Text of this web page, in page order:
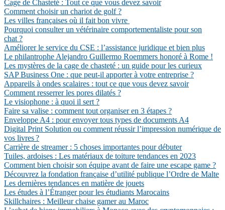
Cage de Chasteté : Tout ce que vous devez savoir
Comment choisir un chariot de golf ?
Les villes françaises où il fait bon vivre
Pourquoi consulter un vétérinaire comportementaliste pour son
chat ?
Améliorer le service du CSE : l’assistance juridique et bien plus
Le philantrophe Alejandro Guillermo Roemmers honoré à Rome !
Les mystères de la cage de chasteté : un guide pour les curieux
SAP Business One : que peut-il apporter à votre entreprise ?
Appareils à ondes scalaires : tout ce que vous devez savoir
Comment resserrer les pores dilatés ?
Le visiophone : à quoi il sert ?
Faire sa valise : comment tout organiser en 3 étapes ?
Enveloppe A4 : pour envoyer tous types de documents A4
Digital Print Solution ou comment réussir l’impression numérique de
vos livres ?
Carrière de streamer : 5 choses importantes pour débuter
Tuiles, ardoises : Les matériaux de toiture tendances en 2023
Comment bien choisir son équipe avant de faire une escape game ?
Découvrez la fondation française d’utilité publique l’Ordre de Malte
Les dernières tendances en matière de jouets
Les études à l’Étranger pour les étudiants Marocains
Skillchaires : Meilleur chaise gamer au Maroc